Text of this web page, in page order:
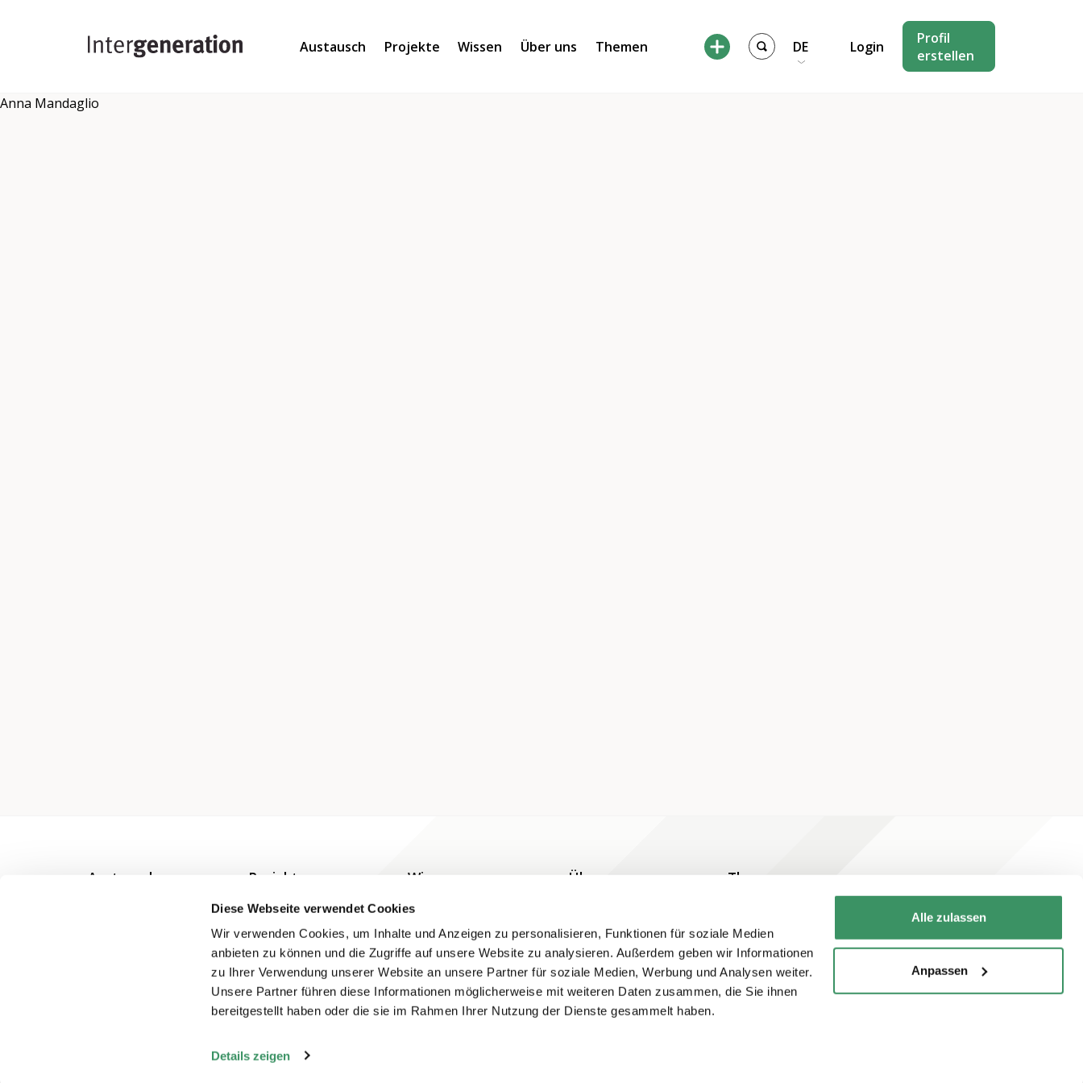
Diese Webseite verwendet Cookies
Wir verwenden Cookies, um Inhalte und Anzeigen zu personalisieren, Funktionen für soziale Medien
anbieten zu können und die Zugriffe auf unsere Website zu analysieren. Außerdem geben wir Informationen
zu Ihrer Verwendung unserer Website an unsere Partner für soziale Medien, Werbung und Analysen weiter.
Unsere Partner führen diese Informationen möglicherweise mit weiteren Daten zusammen, die Sie ihnen
bereitgestellt haben oder die sie im Rahmen Ihrer Nutzung der Dienste gesammelt haben.
Details zeigen
Alle zulassen
Anpassen
Austausch Projekte Wissen Über uns Themen DE Login
Profil
erstellen
Anna Mandaglio
Austausch
Projekte
Projekt-
Verzeichnis
Wissen
Blog
Grundlagen
Hilfe
Über uns
Themen